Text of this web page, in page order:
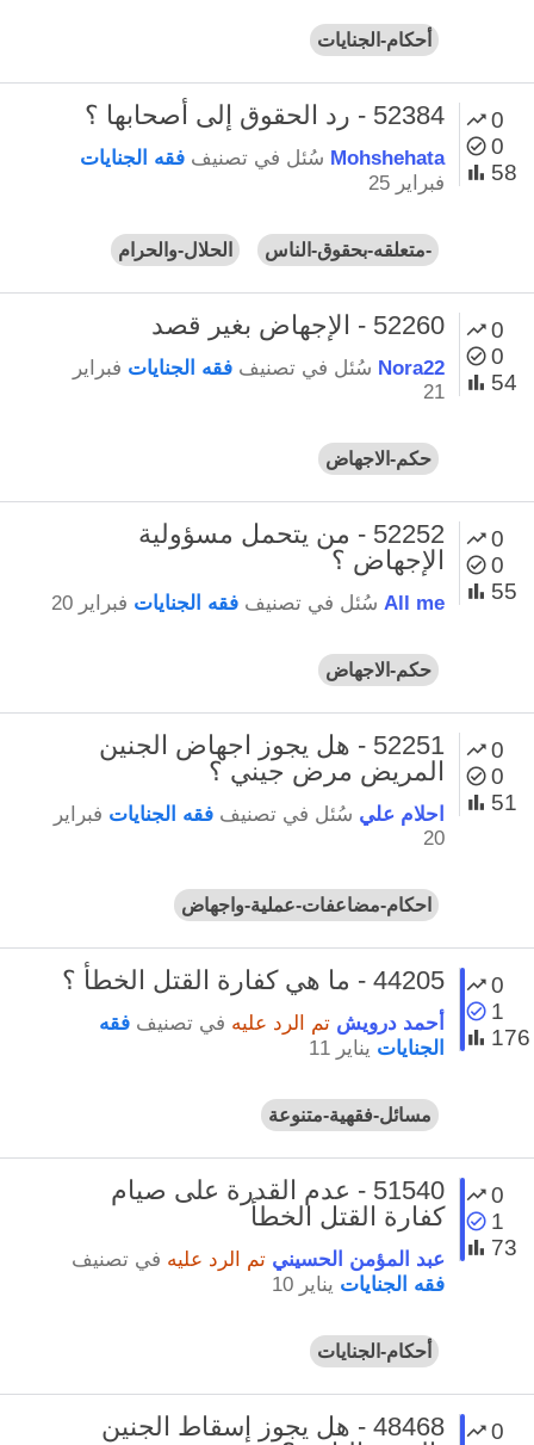
أحكام-الجنايات
0
0
58
52384 - رد الحقوق إلى أصحابها ؟
Mohshehata سُئل في تصنيف فقه الجنايات
فبراير 25
-متعلقه-بحقوق-الناس الحلال-والحرام
0
0
54
52260 - الإجهاض بغير قصد
Nora22 سُئل في تصنيف فقه الجنايات فبراير
21
حكم-الاجهاض
0
0
55
52252 - من يتحمل مسؤولية
الإجهاض ؟
All me سُئل في تصنيف فقه الجنايات فبراير 20
حكم-الاجهاض
0
0
51
52251 - هل يجوز اجهاض الجنين
المريض مرض جيني ؟
احلام علي سُئل في تصنيف فقه الجنايات فبراير
20
احكام-مضاعفات-عملية-واجهاض
0
1
176
44205 - ما هي كفارة القتل الخطأ ؟
أحمد درويش تم الرد عليه في تصنيف فقه
الجنايات يناير 11
مسائل-فقهية-متنوعة
0
1
73
51540 - عدم القدرة على صيام
كفارة القتل الخطأ
عبد المؤمن الحسيني تم الرد عليه في تصنيف
فقه الجنايات يناير 10
أحكام-الجنايات
0
48468 - هل يجوز إسقاط الجنين